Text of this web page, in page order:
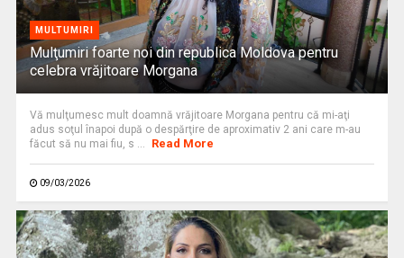
MULTUMIRI
Mulţumiri foarte noi din republica Moldova pentru
celebra vrăjitoare Morgana
Vă mulţumesc mult doamnă vrăjitoare Morgana pentru că mi-aţi
adus soţul înapoi după o despărţire de aproximativ 2 ani care m-au
făcut să nu mai fiu, s ...
Read More
09/03/2026